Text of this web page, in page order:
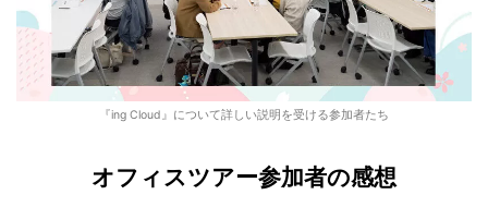
『ing Cloud』について詳しい説明を受ける参加者たち
オフィスツアー参加者の感想